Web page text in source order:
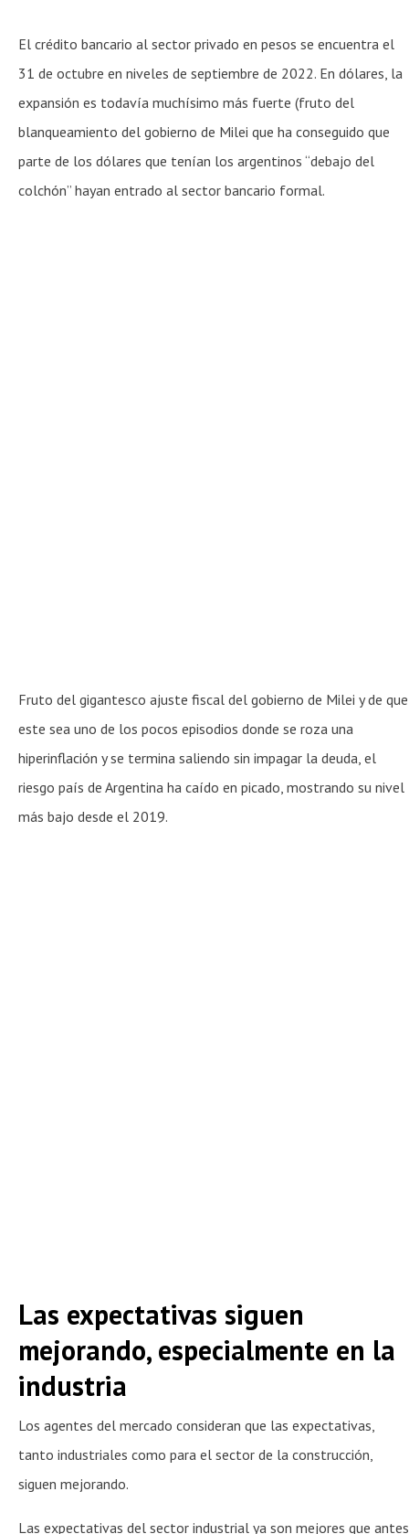
El crédito bancario al sector privado en pesos se encuentra el
31 de octubre en niveles de septiembre de 2022. En dólares, la
expansión es todavía muchísimo más fuerte (fruto del
blanqueamiento del gobierno de Milei que ha conseguido que
parte de los dólares que tenían los argentinos “debajo del
colchón” hayan entrado al sector bancario formal.
Fruto del gigantesco ajuste fiscal del gobierno de Milei y de que
este sea uno de los pocos episodios donde se roza una
hiperinflación y se termina saliendo sin impagar la deuda, el
riesgo país de Argentina ha caído en picado, mostrando su nivel
más bajo desde el 2019.
Las expectativas siguen
mejorando, especialmente en la
industria
Los agentes del mercado consideran que las expectativas,
tanto industriales como para el sector de la construcción,
siguen mejorando.
Las expectativas del sector industrial ya son mejores que antes